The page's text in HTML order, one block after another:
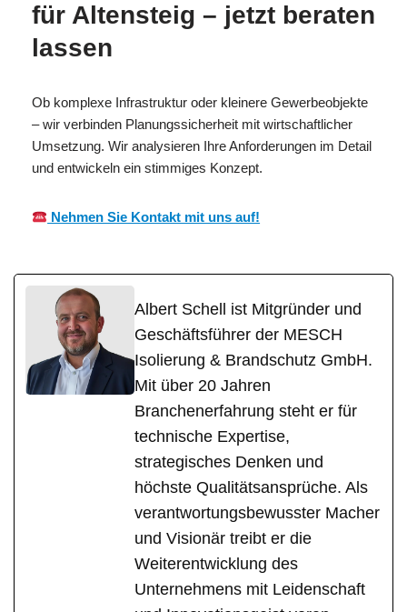
für Altensteig – jetzt beraten
lassen
Ob komplexe Infrastruktur oder kleinere Gewerbeobjekte
– wir verbinden Planungssicherheit mit wirtschaftlicher
Umsetzung. Wir analysieren Ihre Anforderungen im Detail
und entwickeln ein stimmiges Konzept.
Nehmen Sie Kontakt mit uns auf!
Albert Schell ist Mitgründer und
Geschäftsführer der MESCH
Isolierung & Brandschutz GmbH.
Mit über 20 Jahren
Branchenerfahrung steht er für
technische Expertise,
strategisches Denken und
höchste Qualitätsansprüche. Als
verantwortungsbewusster Macher
und Visionär treibt er die
Weiterentwicklung des
Unternehmens mit Leidenschaft